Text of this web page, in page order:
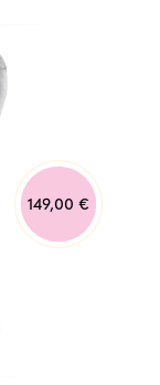
149,00 €